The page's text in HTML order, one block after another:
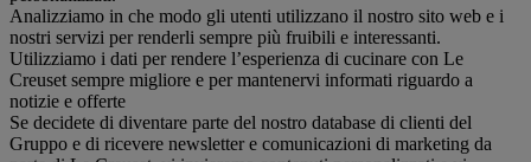
Analizziamo in che modo gli utenti utilizzano il nostro sito web e i
nostri servizi per renderli sempre più fruibili e interessanti.
Utilizziamo i dati per rendere l’esperienza di cucinare con Le
Creuset sempre migliore e per mantenervi informati riguardo a
notizie e offerte
Se decidete di diventare parte del nostro database di clienti del
Gruppo e di ricevere newsletter e comunicazioni di marketing da